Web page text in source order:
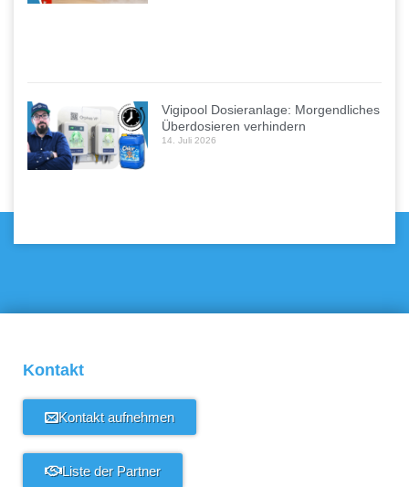
Vigipool Dosieranlage: Morgendliches
Überdosieren verhindern
14. Juli 2026
Kontakt
Kontakt aufnehmen
Liste der Partner